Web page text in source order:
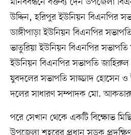
উদ্দিন, হরিপুর ইউনিয়ন বিএনপির
ডাঙ্গীপাড়া ইউনিয়ন বিএনপির
ভাতুরিয়া ইউনিয়ন বিএনপির
ইউনিয়ন বিএনপির সভাপতি
যুবদলের সভাপতি সাজ্জাদ হোসেন ও
দলের সাধারণ সম্পাদক মো.
পরে সেখান থেকে একটি বিক্ষোভ